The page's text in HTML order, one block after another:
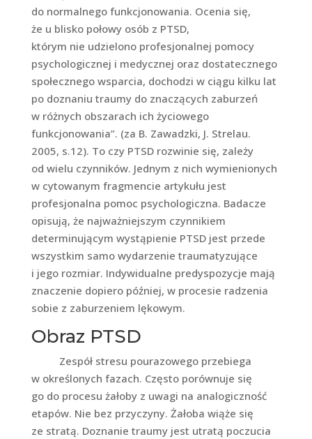
do normalnego funkcjonowania. Ocenia się,
że u blisko połowy osób z PTSD,
którym nie udzielono profesjonalnej pomocy
psychologicznej i medycznej oraz dostatecznego
społecznego wsparcia, dochodzi w ciągu kilku lat
po doznaniu traumy do znaczących zaburzeń
w różnych obszarach ich życiowego
funkcjonowania”. (za B. Zawadzki, J. Strelau.
2005, s.12). To czy PTSD rozwinie się, zależy
od wielu czynników. Jednym z nich wymienionych
w cytowanym fragmencie artykułu jest
profesjonalna pomoc psychologiczna. Badacze
opisują, że najważniejszym czynnikiem
determinującym wystąpienie PTSD jest przede
wszystkim samo wydarzenie traumatyzujące
i jego rozmiar. Indywidualne predyspozycje mają
znaczenie dopiero później, w procesie radzenia
sobie z zaburzeniem lękowym.
Obraz PTSD
Zespół stresu pourazowego przebiega
w określonych fazach. Często porównuje się
go do procesu żałoby z uwagi na analogiczność
etapów. Nie bez przyczyny. Żałoba wiąże się
ze stratą. Doznanie traumy jest utratą poczucia